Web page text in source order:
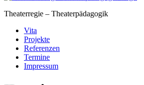
Theaterregie – Theaterpädagogik
Vita
Projekte
Referenzen
Termine
Impressum